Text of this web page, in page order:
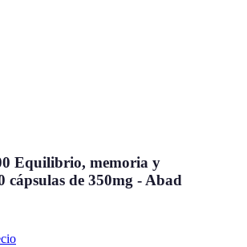
Equilibrio, memoria y
cápsulas de 350mg - Abad